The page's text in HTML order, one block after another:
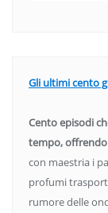
Gli ultimi cento
Cento episodi
tempo, offrendo
con maestria i
profumi
rumore delle